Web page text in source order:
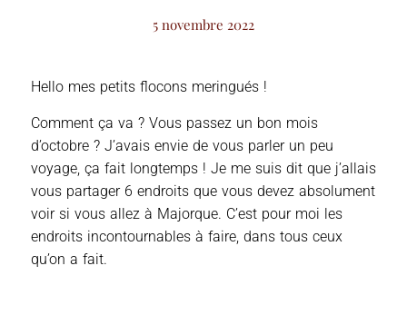
5 novembre 2022
Hello mes petits flocons meringués !
Comment ça va ? Vous passez un bon mois
d’octobre ? J’avais envie de vous parler un peu
voyage, ça fait longtemps ! Je me suis dit que j’allais
vous partager 6 endroits que vous devez absolument
voir si vous allez à Majorque. C’est pour moi les
endroits incontournables à faire, dans tous ceux
qu’on a fait.